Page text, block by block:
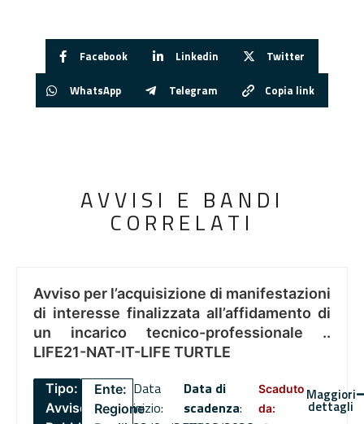
Facebook Linkedin Twitter
WhatsApp Telegram Copia link
AVVISI E BANDI
CORRELATI
Avviso per l’acquisizione di manifestazioni
di interesse finalizzata all’affidamento di
un incarico tecnico-professionale ..
LIFE21-NAT-IT-LIFE TURTLE
Tipo:
Avviso
Ente:
Regione
Data
inizio:
Data di
scadenza:
Scaduto
da:
Maggiori
dettagli